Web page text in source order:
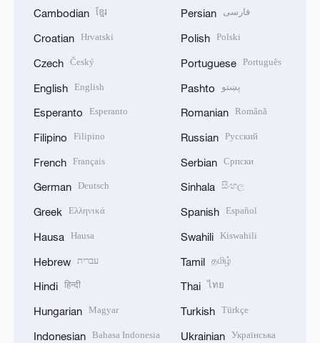
Cambodian ខ្មែរ
Croatian Hrvatski
Czech Český
English English
Esperanto Esperanto
Filipino Filipino
French Français
German Deutsch
Greek Ελληνικά
Hausa Hausa
Hebrew עברית
Hindi हिन्दी
Hungarian Magyar
Indonesian Bahasa Indonesia
Persian فارسی
Polish Polski
Portuguese Português
Pashto پښتو
Romanian Română
Russian Русский
Serbian Српски
Sinhala සිංහල
Spanish Español
Swahili Kiswahili
Tamil தமிழ்
Thai ไทย
Turkish Türkçe
Ukrainian Українська